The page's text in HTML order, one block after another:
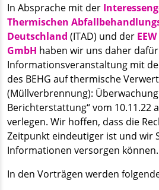
In Absprache mit der
Thermischen
Deutschland (ITAD) und der
GmbH haben wir uns daher
Informationsveranstaltung mit
des BEHG auf thermische
(Müllverbrennung):
Berichterstattung“ vom 10.11.22
verlegen. Wir hoffen, dass die
Zeitpunkt eindeutiger ist und wir
Informationen versorgen können.
In den Vorträgen werden